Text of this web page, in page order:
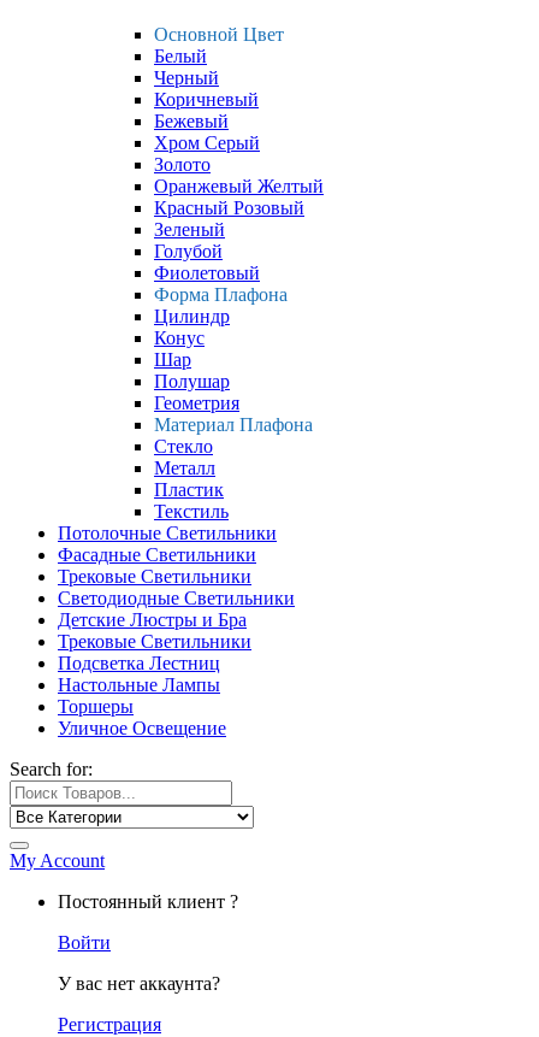
Основной Цвет
Белый
Черный
Коричневый
Бежевый
Хром Серый
Золото
Оранжевый Желтый
Красный Розовый
Зеленый
Голубой
Фиолетовый
Форма Плафона
Цилиндр
Конус
Шар
Полушар
Геометрия
Материал Плафона
Стекло
Металл
Пластик
Текстиль
Потолочные Светильники
Фасадные Светильники
Трековые Светильники
Светодиодные Светильники
Детские Люстры и Бра
Трековые Светильники
Подсветка Лестниц
Настольные Лампы
Торшеры
Уличное Освещение
Search for:
My Account
Постоянный клиент ?
Войти
У вас нет аккаунта?
Регистрация